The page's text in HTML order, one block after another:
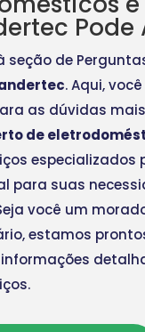
Pode
seção de
. Aqui,
as dúvidas
de
especializados
para suas
você um
estamos